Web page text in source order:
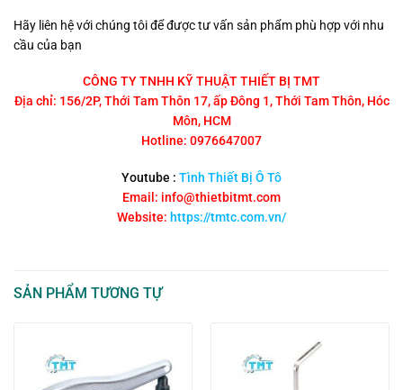
Hãy liên hệ với chúng tôi để được tư vấn sản phẩm phù hợp với nhu
cầu của bạn
CÔNG TY TNHH KỸ THUẬT THIẾT BỊ TMT
Địa chỉ: 156/2P, Thới Tam Thôn 17, ấp Đông 1, Thới Tam Thôn, Hóc
Môn, HCM
Hotline: 0976647007
Youtube : Tình Thiết Bị Ô Tô
Email: info@thietbitmt.com
Website: https://tmtc.com.vn/
SẢN PHẨM TƯƠNG TỰ